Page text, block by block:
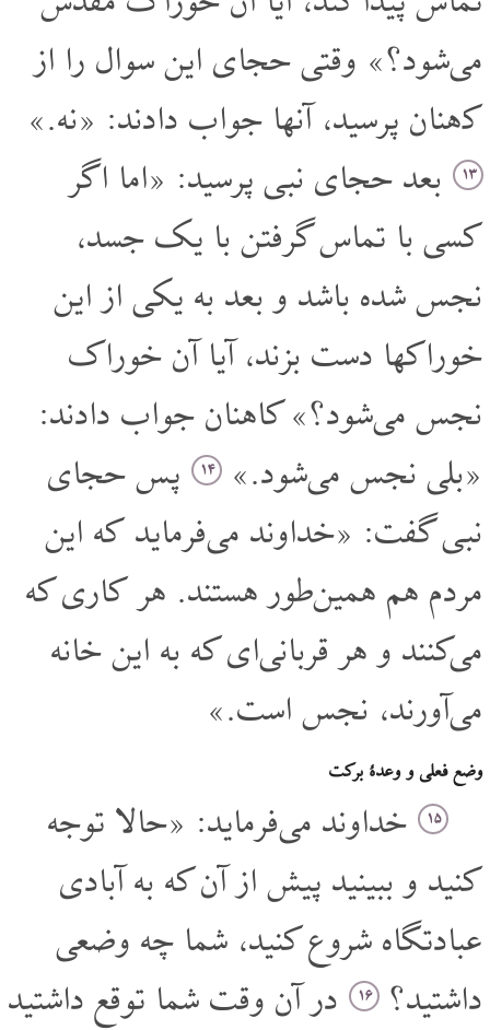
می‌شود؟» وقتی حجای این سوال را از
کاهنان پرسید، آنها جواب دادند: «نه.»
۱۳ بعد حجای نبی پرسید: «اما اگر
کسی با تماس گرفتن با یک جسد،
نجس شده باشد و بعد به یکی از این
خوراکها دست بزند، آیا آن خوراک
نجس می‌شود؟» کاهنان جواب دادند:
«بلی نجس می‌شود.»
۱۴ پس حجای
نبی گفت: «خداوند می‌فرماید که این
مردم هم همین‌طور هستند. هر کاری که
می‌کنند و هر قربانی‌ای که به این خانه
می‌آورند، نجس است.»
وضع فعلی و وعدۀ برکت
۱۵ خداوند می‌فرماید: «حالا توجه
کنید و ببینید پیش از آن که به آبادی
عبادتگاه شروع کنید، شما چه وضعی
داشتید؟
۱۶ در آن وقت شما توقع داشتید